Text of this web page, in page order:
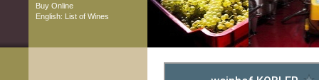
Buy Online
English: List of Wines